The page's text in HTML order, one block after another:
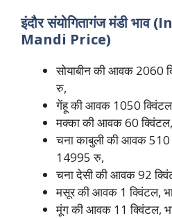
इंदौर संयोगितागंज मंडी
Mandi Price)
सोयाबीन की आवक 2060
रु,
गेंहू की आवक 1050
मक्का की आवक 60
चना काबुली की आवक
14995 रु,
चना देसी की आवक 92
मसूर की आवक 1 क्विंटल,
मूंग की आवक 11 क्विंटल,